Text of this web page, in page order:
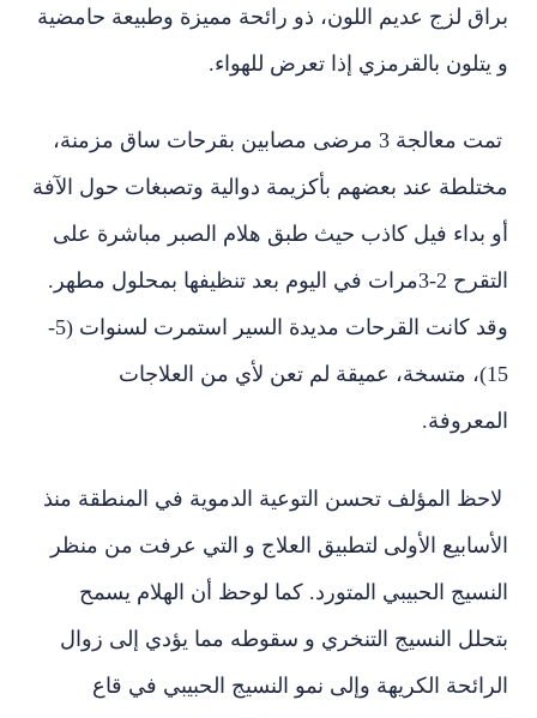
براق لزج عديم اللون، ذو رائحة مميزة وطبيعة حامضية
و يتلون بالقرمزي إذا تعرض للهواء.
تمت معالجة 3 مرضى مصابين بقرحات ساق مزمنة،
مختلطة عند بعضهم بأكزيمة دوالية وتصبغات حول الآفة
أو بداء فيل كاذب حيث طبق هلام الصبر مباشرة على
التقرح 2-3مرات في اليوم بعد تنظيفها بمحلول مطهر.
وقد كانت القرحات مديدة السير استمرت لسنوات (5-
15)، متسخة، عميقة لم تعن لأي من العلاجات
المعروفة.
لاحظ المؤلف تحسن التوعية الدموية في المنطقة منذ
الأسابيع الأولى لتطبيق العلاج و التي عرفت من منظر
النسيج الحبيبي المتورد. كما لوحظ أن الهلام يسمح
بتحلل النسيج التنخري و سقوطه مما يؤدي إلى زوال
الرائحة الكريهة وإلى نمو النسيج الحبيبي في قاع